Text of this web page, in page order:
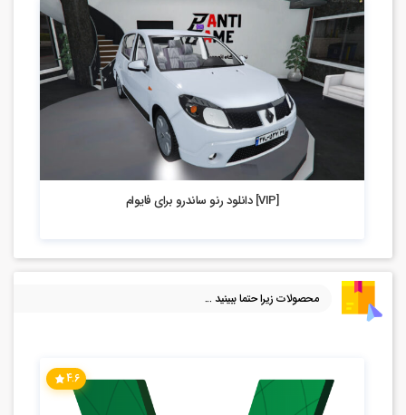
[VIP] دانلود رنو ساندرو برای فایوام
محصولات زیرا حتما ببینید ...
4.6